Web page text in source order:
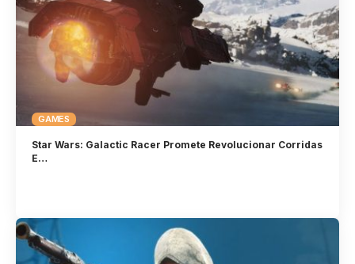
GAMES
Star Wars: Galactic Racer Promete Revolucionar Corridas
E…